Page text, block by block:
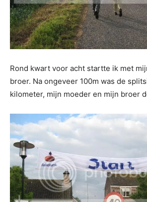
Rond kwart voor acht startte ik met
broer. Na ongeveer 100m was de
kilometer, mijn moeder en mijn broer